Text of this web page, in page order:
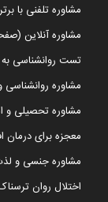
مشاوره تلفنی با
مشاوره آنلاین
تست روانشناسی
مشاوره
مشاوره تحصیلی و
معجزه برای درمان
مشاوره جنسی و
اختلال روان